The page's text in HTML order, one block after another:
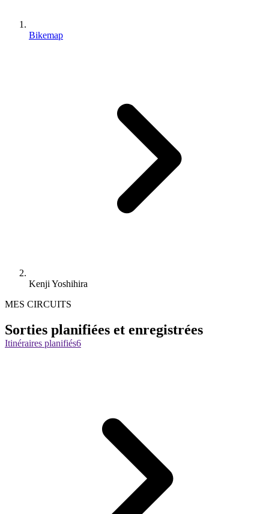
Bikemap
Kenji Yoshihira
MES CIRCUITS
Sorties planifiées et enregistrées
Itinéraires planifiés6